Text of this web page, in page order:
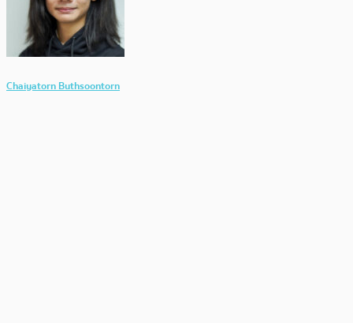
Chaiyatorn Buthsoontorn